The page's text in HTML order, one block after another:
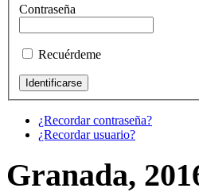
Contraseña
Recuérdeme
¿Recordar contraseña?
¿Recordar usuario?
Granada,